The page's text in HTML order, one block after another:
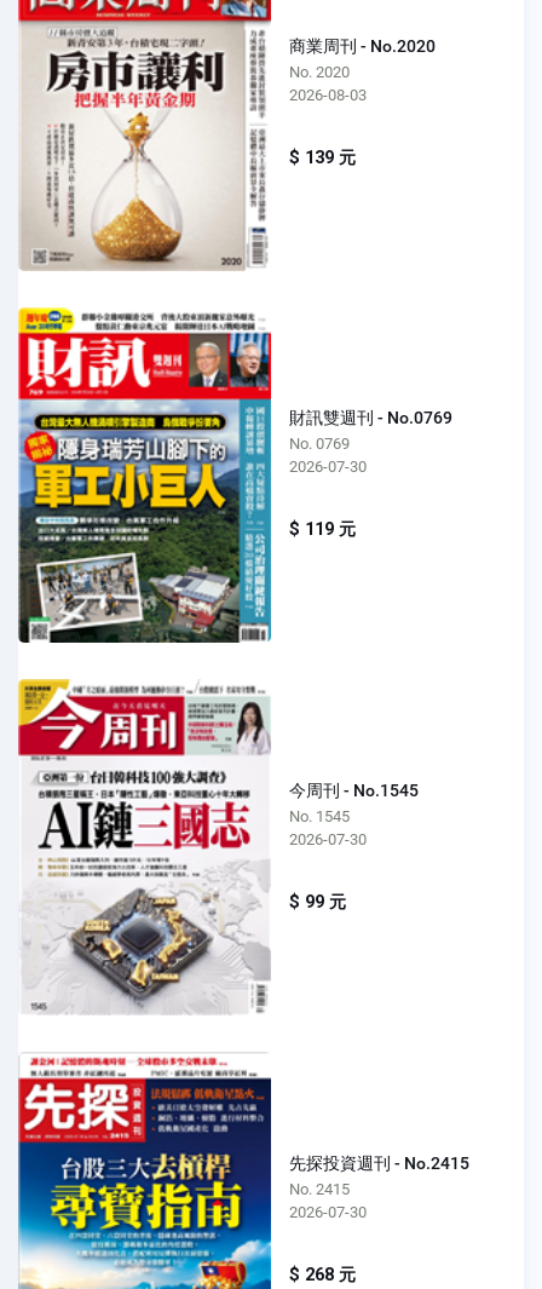
商業周刊 - No.2020
No. 2020
2026-08-03
$ 139 元
財訊雙週刊 - No.0769
No. 0769
2026-07-30
$ 119 元
今周刊 - No.1545
No. 1545
2026-07-30
$ 99 元
先探投資週刊 - No.2415
No. 2415
2026-07-30
$ 268 元